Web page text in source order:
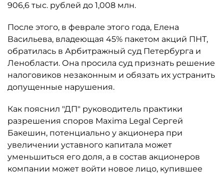
906,6 тыс. рублей до 1,008 млн.
После этого, в феврале этого года, Елена
Васильева, владеющая 45% пакетом акций ПНТ,
обратилась в Арбитражный суд Петербурга и
Ленобласти. Она просила суд признать решение
налоговиков незаконным и обязать их устранить
допущенные нарушения.
Как пояснил "ДП" руководитель практики
разрешения споров Maxima Legal Сергей
Бакешин, потенциально у акционера при
увеличении уставного капитала может
уменьшиться его доля, а в состав акционеров
компании может войти новое лицо, купившее